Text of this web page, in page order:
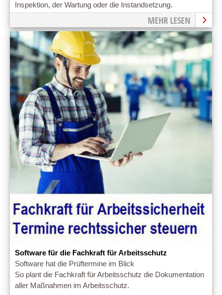
Inspektion, der Wartung oder die Instandsetzung.
MEHR LESEN
Software für die Fachkraft für Arbeitsschutz
Software hat die Prüftermine im Blick
So plant die Fachkraft für Arbeitsschutz die Dokumentation
aller Maßnahmen im Arbeitsschutz.